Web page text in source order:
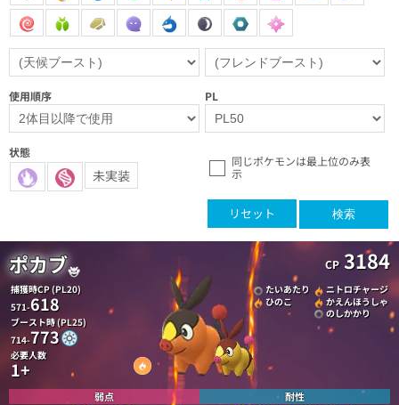
使用順序 PL
状態
未実装
同じポケモンは最上位のみ表
示
リセット 検索
ポカブ CP3184
捕獲時CP (PL20)
571-618
ブースト時 (PL25)
714-773
必要人数
1+
たいあたり
ひのこ
ニトロチャージ
かえんほうしゃ
のしかかり
弱点 耐性